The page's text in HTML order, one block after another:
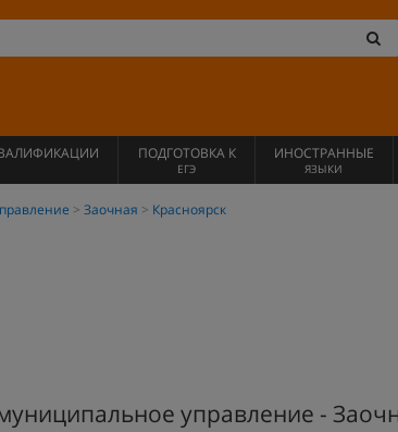
ПОДГОТОВКА К
ЕГЭ
ИНОСТРАННЫЕ
ЯЗЫКИ
Заочная Красноярск
управление -